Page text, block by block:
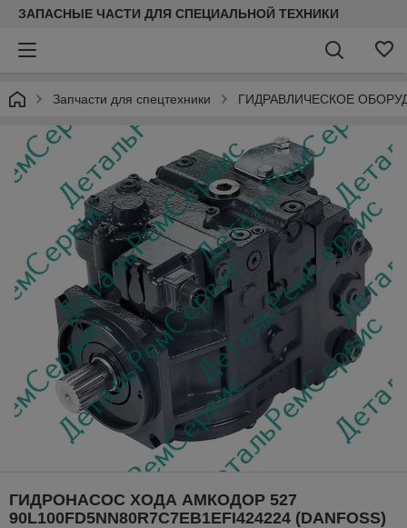
ЗАПАСНЫЕ ЧАСТИ ДЛЯ СПЕЦИАЛЬНОЙ ТЕХНИКИ
Запчасти для спецтехники ГИДРАВЛИЧЕСКОЕ
ГИДРОНАСОС ХОДА АМКОДОР 527
90L100FD5NN80R7C7EB1EFI424224 (DANFOSS)